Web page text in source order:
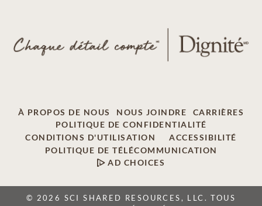
À PROPOS DE NOUS NOUS JOINDRE
CARRIÈRES
POLITIQUE DE CONFIDENTIALITÉ
CONDITIONS D'UTILISATION
ACCESSIBILITÉ
POLITIQUE DE TÉLÉCOMMUNICATION
AD CHOICES
© 2026 SCI SHARED RESOURCES, LLC. TOUS